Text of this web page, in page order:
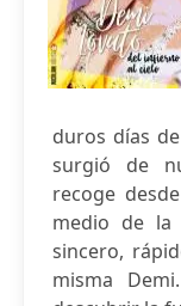
duros días
surgió de
recoge
medio de la
sincero,
misma